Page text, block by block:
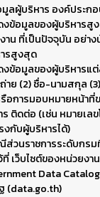
ลผู้บริหาร องค์ประก
ข้อมูลของผู้บริหารสู
าน ที่เป็นปัจจุบัน อย่า
รสูงสุด
ข้อมูลของผู้บริหารแ
าย (2) ชื่อ-นามสกุล
อการมอบหมายหน้าที่
ร ติดต่อ (เช่น หมายเ
งกับผู้บริหารได้)
วนราชการระดับกร
ที่ เว็บไซต์ของหน่วยง
Data
(data.go.th)